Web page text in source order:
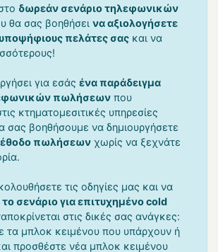
δωρεάν σενάριο τηλεφωνικών
θα σας βοηθήσει να αξιολογήσετε
πελάτες σας και να
για εσάς ένα παράδειγμα
πωλήσεων που
κτηματομεσιτικές υπηρεσίες
σας βοηθήσουμε να δημιουργήσετε
πωλήσεων χωρίς να ξεχνάτε
τις οδηγίες μας και να
το σενάριο για επιτυχημένο cold
στις δικές σας ανάγκες:
τα μπλοκ κειμένου που υπάρχουν ή
προσθέστε νέα μπλοκ κειμένου